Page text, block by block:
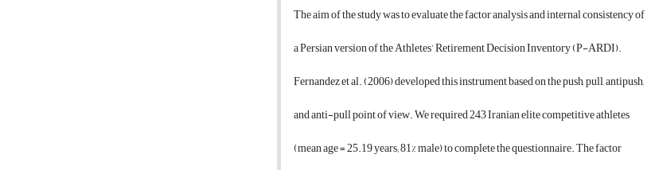
The aim of the study was to evaluate the factor analysis and internal consistency of
a Persian version of the Athletes’ Retirement Decision Inventory (P-ARDI).
Fernandez et al. (2006) developed this instrument based on the push, pull, antipush,
and anti-pull point of view. We required 243 Iranian elite competitive athletes
(mean age = 25.19 years; 81% male) to complete the questionnaire. The factor